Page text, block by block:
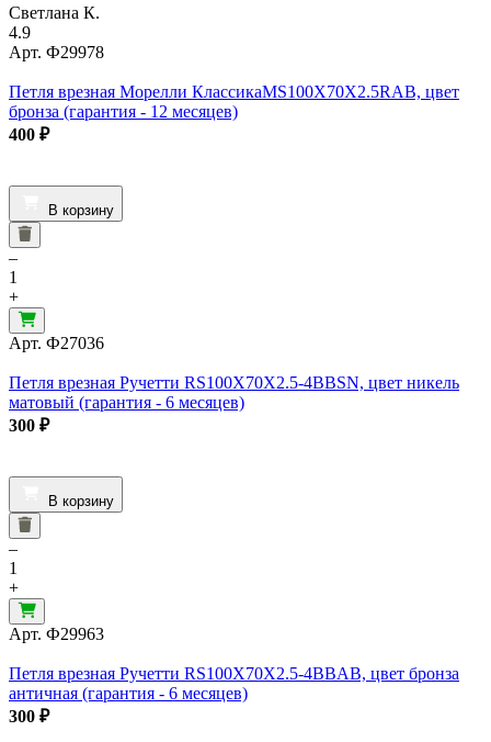
Светлана К.
4.9
Арт. Ф29978
Петля врезная Морелли КлассикаMS100X70X2.5RAB, цвет
бронза (гарантия - 12 месяцев)
400 ₽
В корзину
–
1
+
Арт. Ф27036
Петля врезная Ручетти RS100X70X2.5-4BBSN, цвет никель
матовый (гарантия - 6 месяцев)
300 ₽
В корзину
–
1
+
Арт. Ф29963
Петля врезная Ручетти RS100X70X2.5-4BBAB, цвет бронза
античная (гарантия - 6 месяцев)
300 ₽